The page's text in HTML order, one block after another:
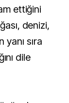
ettiğini
denizi,
sıra
dile